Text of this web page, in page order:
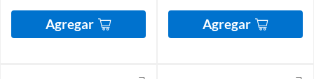
Agregar Agregar